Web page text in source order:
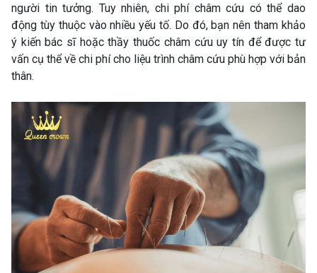
người tin tưởng. Tuy nhiên, chi phí châm cứu có thể dao
động tùy thuộc vào nhiều yếu tố. Do đó, bạn nên tham khảo
ý kiến bác sĩ hoặc thầy thuốc châm cứu uy tín để được tư
vấn cụ thể về chi phí cho liệu trình châm cứu phù hợp với bản
thân.